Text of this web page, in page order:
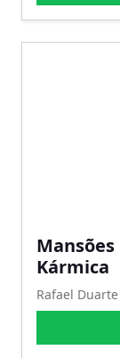
Kármica
Rafael